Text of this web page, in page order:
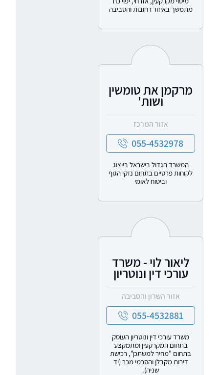
מתמשך באיזור רחובות והסביבה
מרקמן את טומשין
ושות'
אזור המרכז
055-4532978
המשרד הגדול בישראל בייצוג
לקוחות פרטיים בתחום נזקי הגוף
וביטוח לאומי
ליאור לוי - משרד
עורכי דין ונוטריון
אזור השרון והסביבה
055-4532881
משרד עורכי דין ונוטריון העוסק
בתחום המקרקעין ומתמקצע
בתחום "מחיר למשתכן", רכישת
דירות מקבלן והסכמי מכר (יד
שניה).